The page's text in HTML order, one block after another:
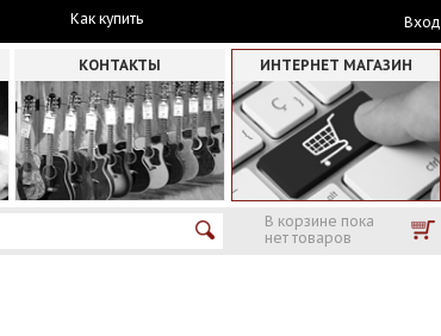
Как купить Вход
КОНТАКТЫ ИНТЕРНЕТ МАГАЗИН
В корзине пока
нет товаров